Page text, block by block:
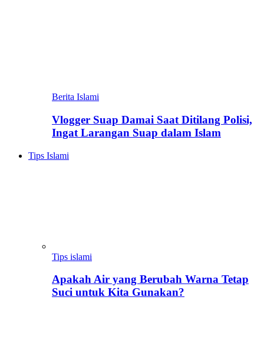
Berita Islami
Vlogger Suap Damai Saat Ditilang Polisi,
Ingat Larangan Suap dalam Islam
Tips Islami
Tips islami
Apakah Air yang Berubah Warna Tetap
Suci untuk Kita Gunakan?